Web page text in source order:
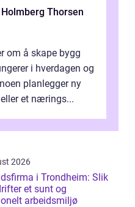
Holmberg Thorsen
om å skape bygg
i hverdagen og
planlegger ny
et nærings...
2026
i Trondheim: Slik
et sunt og
arbeidsmiljø